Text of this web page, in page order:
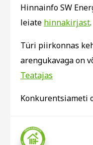
Hinnainfo SW
leiate hinnakirjast.
Türi piirkonnas
arengukavaga on
Teatajas
Konkurentsiameti